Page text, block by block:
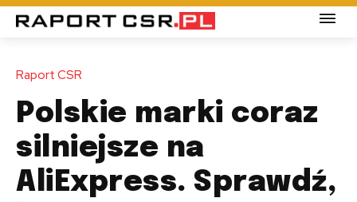
Raport CSR
Polskie marki coraz
silniejsze na
AliExpress. Sprawdź,